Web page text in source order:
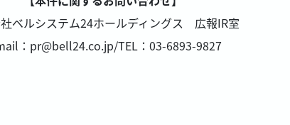
ベルシステム24ホールディングス 広報IR室
：pr@bell24.co.jp/TEL：03-6893-9827